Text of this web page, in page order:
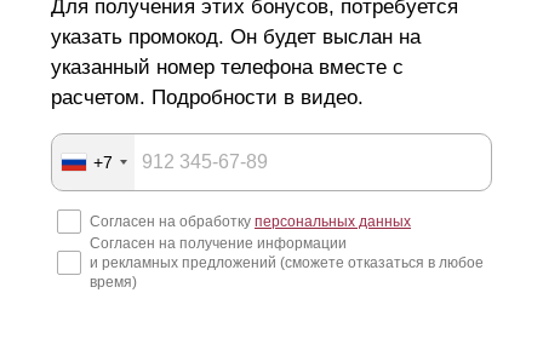
Для получения этих бонусов, потребуется
указать промокод. Он будет выслан на
указанный номер телефона вместе с
расчетом. Подробности в видео.
+7
Согласен на обработку персональных данных
Согласен на получение информации
и рекламных предложений (сможете отказаться в любое
время)